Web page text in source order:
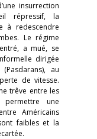
insurrection
répressif, la
à redescendre
Le régime
a mué, se
dirigée
au
de vitesse.
trêve entre les
une
Américains
faibles et la